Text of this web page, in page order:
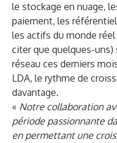
le stockage en nuage,
paiement, les
les actifs du monde
citer que quelques-uns)
réseau ces derniers
LDA, le rythme de
davantage.
« Notre collaboration
période passionnante
en permettant une